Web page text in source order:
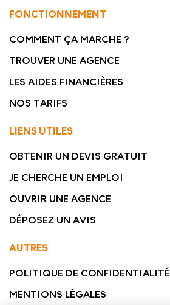
FONCTIONNEMENT
COMMENT ÇA MARCHE ?
TROUVER UNE AGENCE
LES AIDES FINANCIÈRES
NOS TARIFS
LIENS UTILES
OBTENIR UN DEVIS GRATUIT
JE CHERCHE UN EMPLOI
OUVRIR UNE AGENCE
DÉPOSEZ UN AVIS
AUTRES
POLITIQUE DE CONFIDENTIALITÉ
MENTIONS LÉGALES